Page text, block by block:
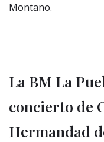
Montano.
La BM La
concierto de
Hermandad